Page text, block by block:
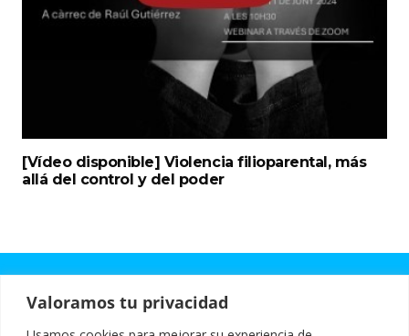
Valoramos tu privacidad
[Vídeo disponible] Violencia filioparental, más
allá del control y del poder
Design by:Mustachecreative.com